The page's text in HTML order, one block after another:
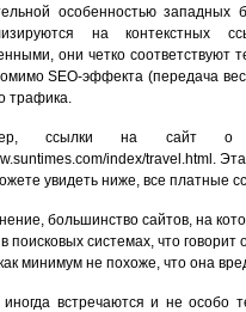
особенностью западных
на контекстных
они четко
SEO-эффекта (передача
трафика.
ссылки на сайт о
index/travel.html.
увидеть ниже, все платные
большинство сайтов, на
поисковых системах, что
минимум не похоже, что она
иногда встречаются и не особо